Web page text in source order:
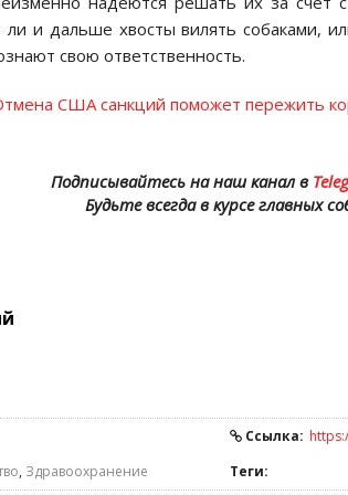
и дальше хвосты вилять собаками,
свою ответственность.
США санкций поможет пережить
Подписывайтесь на наш канал в
Будьте всегда в курсе главных
Ссылка:
, Здравоохранение Теги: